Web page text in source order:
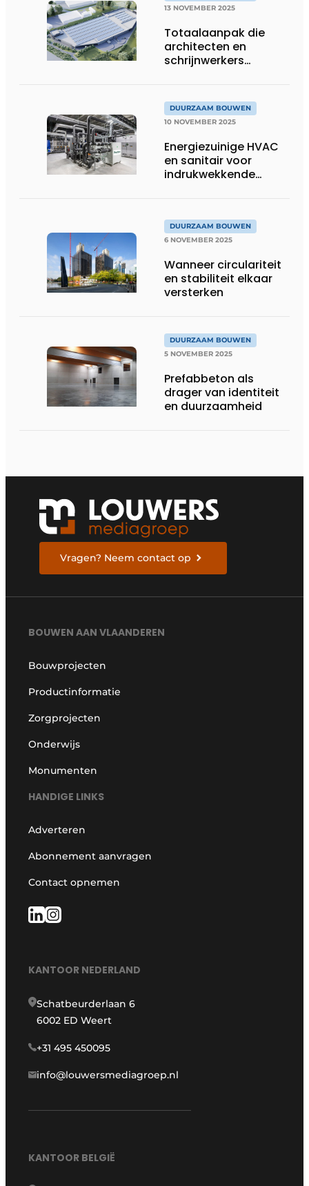
13 NOVEMBER 2025
Totaalaanpak die
architecten en
schrijnwerkers
DUURZAAM BOUWEN
10 NOVEMBER 2025
Energiezuinige HVAC
en sanitair voor
indrukwekkende
DUURZAAM BOUWEN
6 NOVEMBER 2025
Wanneer circulariteit
en stabiliteit elkaar
versterken
DUURZAAM BOUWEN
5 NOVEMBER 2025
Prefabbeton als
drager van identiteit
en duurzaamheid
Vragen? Neem contact op
BOUWEN AAN VLAANDEREN
Bouwprojecten
Productinformatie
Zorgprojecten
Onderwijs
Monumenten
HANDIGE LINKS
Adverteren
Abonnement aanvragen
Contact opnemen
KANTOOR NEDERLAND
Schatbeurderlaan 6
6002 ED Weert
+31 495 450095
info@louwersmediagroep.nl
KANTOOR BELGIË